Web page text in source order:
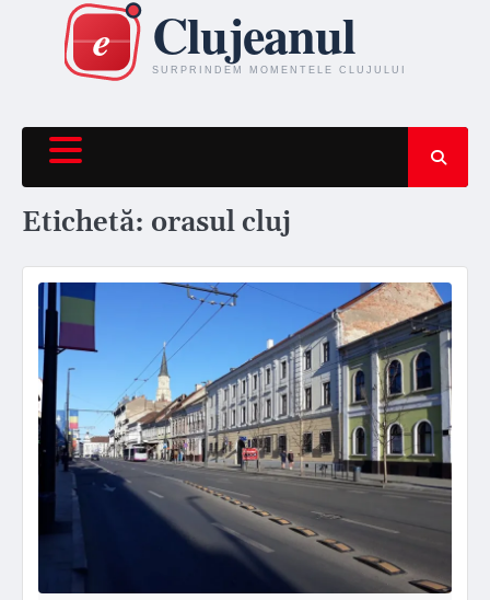
content
Etichetă: orasul cluj